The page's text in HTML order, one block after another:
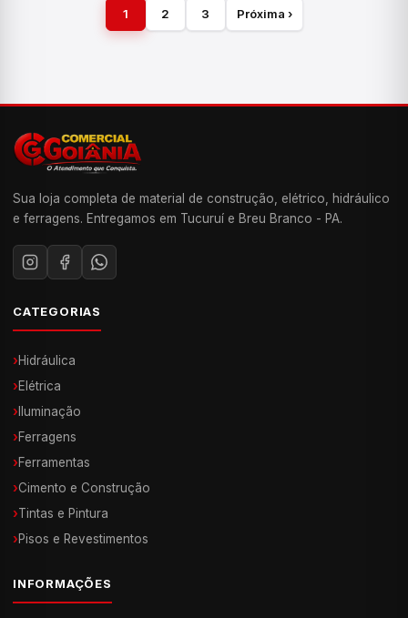
1 2 3 Próxima ›
Sua loja completa de material de construção, elétrico, hidráulico
e ferragens. Entregamos em Tucuruí e Breu Branco - PA.
CATEGORIAS
›Hidráulica
›Elétrica
› Iluminação
›Ferragens
›Ferramentas
›Cimento e Construção
›Tintas e Pintura
›Pisos e Revestimentos
INFORMAÇÕES